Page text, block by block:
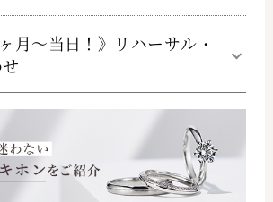
月～当日！》リハーサル・